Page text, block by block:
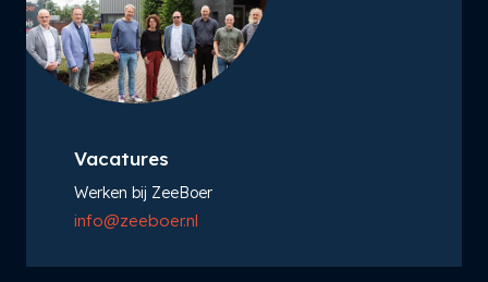
Vacatures
Werken bij ZeeBoer
info@zeeboer.nl